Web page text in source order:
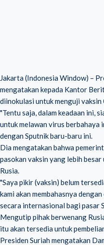
Jakarta (Indonesia Window) –
mengatakan kepada Kantor
diinokulasi untuk menguji
"Tentu saja, dalam keadaan ini,
untuk melawan virus berbahaya
dengan Sputnik baru-baru ini.
Dia mengatakan bahwa
pasokan vaksin yang lebih
Rusia.
"Saya pikir (vaksin) belum
kami akan membahasnya
secara internasional bagi pasar
Mengutip pihak berwenang
itu akan tersedia untuk
Presiden Suriah mengatakan